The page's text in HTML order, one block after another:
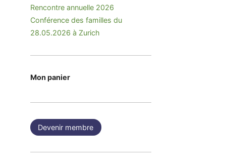
Rencontre annuelle 2026
Conférence des familles du
28.05.2026 à Zurich
Mon panier
Devenir membre